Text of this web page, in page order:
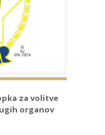
za volitve
organov